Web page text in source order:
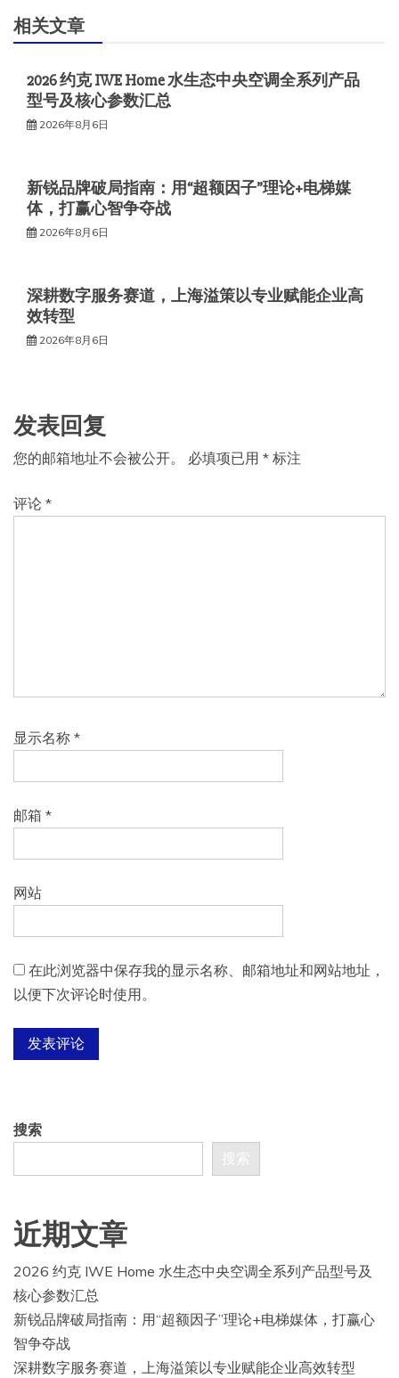
相关文章
2026 约克 IWE Home 水生态中央空调全系列产品
型号及核心参数汇总
2026年8月6日
新锐品牌破局指南：用“超额因子”理论+电梯媒
体，打赢心智争夺战
2026年8月6日
深耕数字服务赛道，上海溢策以专业赋能企业高
效转型
2026年8月6日
发表回复
您的邮箱地址不会被公开。 必填项已用 * 标注
评论 *
显示名称 *
邮箱 *
网站
在此浏览器中保存我的显示名称、邮箱地址和网站地址，
以便下次评论时使用。
搜索
搜索
近期文章
2026 约克 IWE Home 水生态中央空调全系列产品型号及
核心参数汇总
新锐品牌破局指南：用“超额因子”理论+电梯媒体，打赢心
智争夺战
深耕数字服务赛道，上海溢策以专业赋能企业高效转型